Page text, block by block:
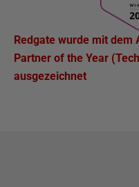
Redgate wurde mit dem
Partner of the Year
ausgezeichnet